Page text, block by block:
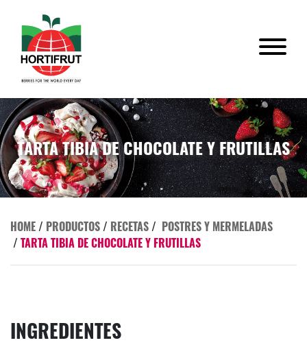
TARTA TIBIA DE CHOCOLATE Y FRUTILLAS
HOME/ PRODUCTOS/ RECETAS/ POSTRES Y MERMELADAS
/ TARTA TIBIA DE CHOCOLATE Y FRUTILLAS
INGREDIENTES